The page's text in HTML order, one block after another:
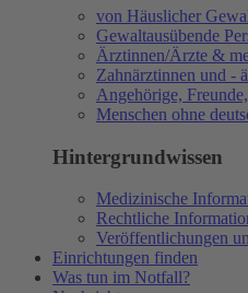
von Häuslicher
Gewaltausübende
Ärztinnen/Ärzte &
Zahnärztinnen und -
Angehörige,
Menschen ohne
Hintergrundwissen
Medizinische
Rechtliche
Veröffentlichungen
Einrichtungen finden
Was tun im Notfall?